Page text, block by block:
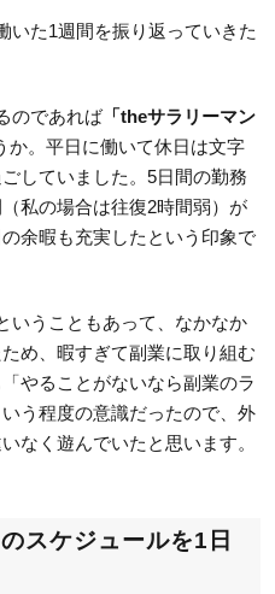
いた1週間を振り返っていきた
のであれば「theサラリーマン
か。平日に働いて休日は文字
していました。5日間の勤務
私の場合は往復2時間弱）が
余暇も充実したという印象で
いうこともあって、なかなか
め、暇すぎて副業に取り組む
やることがないなら副業のラ
う程度の意識だったので、外
なく遊んでいたと思います。
スケジュールを1日